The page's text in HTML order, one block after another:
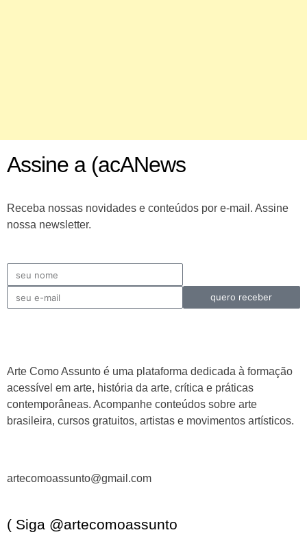
Assine a (acANews
Receba nossas novidades e conteúdos por e-mail. Assine
nossa newsletter.
quero receber
Arte Como Assunto é uma plataforma dedicada à formação
acessível em arte, história da arte, crítica e práticas
contemporâneas. Acompanhe conteúdos sobre arte
brasileira, cursos gratuitos, artistas e movimentos artísticos.
artecomoassunto@gmail.com
( Siga @artecomoassunto